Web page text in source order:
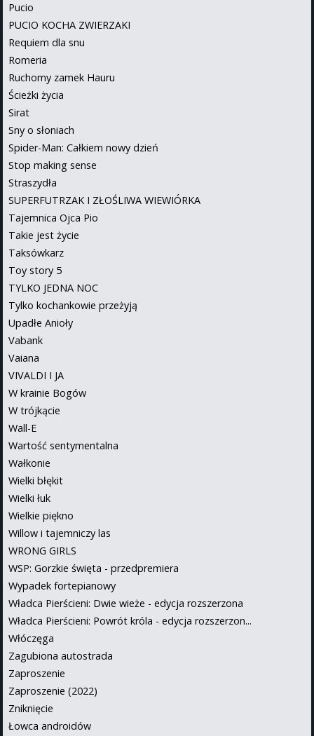
Pucio
PUCIO KOCHA ZWIERZAKI
Requiem dla snu
Romeria
Ruchomy zamek Hauru
Ścieżki życia
Sirat
Sny o słoniach
Spider-Man: Całkiem nowy dzień
Stop making sense
Straszydła
SUPERFUTRZAK I ZŁOŚLIWA WIEWIÓRKA
Tajemnica Ojca Pio
Takie jest życie
Taksówkarz
Toy story 5
TYLKO JEDNA NOC
Tylko kochankowie przeżyją
Upadłe Anioły
Vabank
Vaiana
VIVALDI I JA
W krainie Bogów
W trójkącie
Wall-E
Wartość sentymentalna
Wałkonie
Wielki błękit
Wielki łuk
Wielkie piękno
Willow i tajemniczy las
WRONG GIRLS
WSP: Gorzkie święta - przedpremiera
Wypadek fortepianowy
Władca Pierścieni: Dwie wieże - edycja rozszerzona
Władca Pierścieni: Powrót króla - edycja rozszerzon...
Włóczęga
Zagubiona autostrada
Zaproszenie
Zaproszenie (2022)
Zniknięcie
Łowca androidów